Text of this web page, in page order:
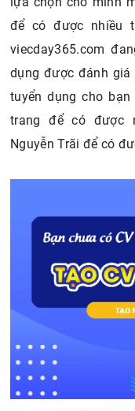
để có được nhiều
viecday365.com
dụng được đánh
tuyển dụng cho
trang để có được
Nguyễn Trãi để có